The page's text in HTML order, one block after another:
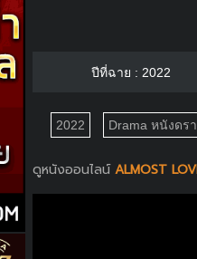
ปีที่ฉาย : 2022
2022 Drama หนังดร
ดูหนังออนไลน์ALMOST